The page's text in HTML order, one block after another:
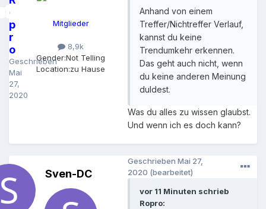
o
p
r
o
Geschrieben
Mai
27,
2020
Mitglieder
8,9k
Gender:Not Telling
Location:zu Hause
Anhand von einem
Treffer/Nichtreffer Verlauf,
kannst du keine
Trendumkehr erkennen.
Das geht auch nicht, wenn
du keine anderen Meinung
duldest.
Was du alles zu wissen glaubst.
Und wenn ich es doch kann?
Sven-DC
Geschrieben Mai 27,
2020 (bearbeitet)
vor 11 Minuten schrieb
Ropro: